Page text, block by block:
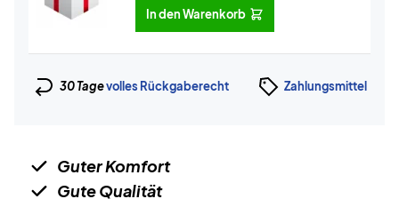
In den Warenkorb
30 Tagevolles Rückgaberecht Zahlungsmittel
Guter Komfort
Gute Qualität